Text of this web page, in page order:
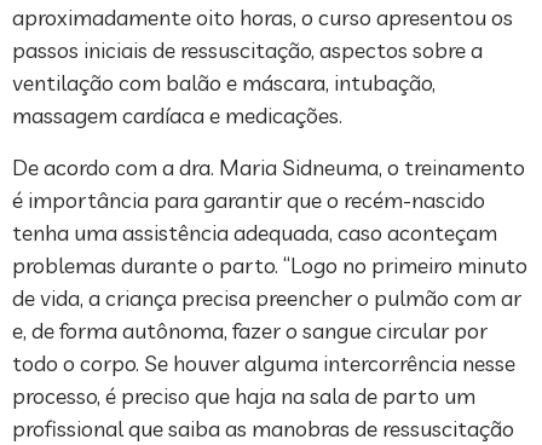
aproximadamente oito horas, o curso apresentou os
passos iniciais de ressuscitação, aspectos sobre a
ventilação com balão e máscara, intubação,
massagem cardíaca e medicações.
De acordo com a dra. Maria Sidneuma, o treinamento
é importância para garantir que o recém-nascido
tenha uma assistência adequada, caso aconteçam
problemas durante o parto. “Logo no primeiro minuto
de vida, a criança precisa preencher o pulmão com ar
e, de forma autônoma, fazer o sangue circular por
todo o corpo. Se houver alguma intercorrência nesse
processo, é preciso que haja na sala de parto um
profissional que saiba as manobras de ressuscitação